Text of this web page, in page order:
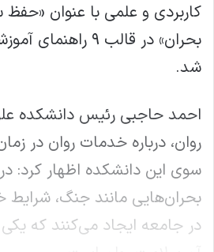
کاربردی و علمی با عنوان
بحران» در قالب ۹
شد.
احمد حاجبی رئیس دانشکده
روان، درباره خدمات روان در
سوی این دانشکده اظهار کرد:
بحران‌هایی مانند جنگ،
در جامعه ایجاد می‌کنند که یکی